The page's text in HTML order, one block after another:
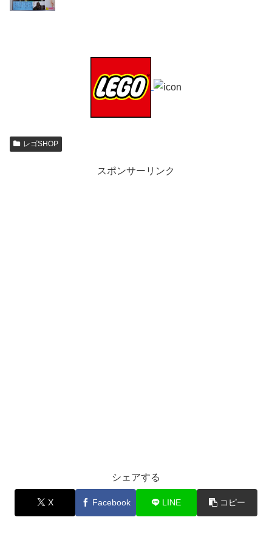
レゴSHOP
スポンサーリンク
シェアする
X Facebook LINE コピー